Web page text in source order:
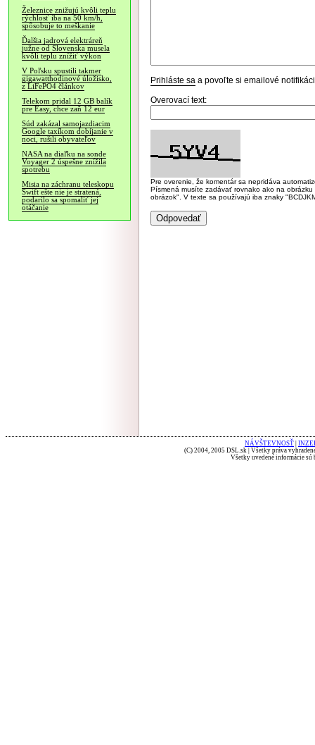
Železnice znižujú kvôli teplu
rýchlosť iba na 50 km/h,
spôsobuje to meškanie
Ďalšia jadrová elektráreň
južne od Slovenska musela
kvôli teplu znížiť výkon
V Poľsku spustili takmer
gigawatthodinové úložisko,
z LiFePO4 článkov
Telekom pridal 12 GB balík
pre Easy, chce zaň 12 eur
Súd zakázal samojazdiacim
Google taxíkom dobíjanie v
noci, rušili obyvateľov
NASA na diaľku na sonde
Voyager 2 úspešne znížila
spotrebu
Misia na záchranu teleskopu
Swift ešte nie je stratená,
podarilo sa spomaliť jej
otáčanie
Prihláste sa a povoľte si emailové
Overovací text:
Pre overenie, že komentár sa nepridáva
Písmená musíte zadávať rovnako ako na
obrázok". V texte sa používajú iba znaky
NÁVŠTEVNOSŤ
(C) 2004, 2005 DSL.sk | Všetky práva
Všetky uvedené informácie sú